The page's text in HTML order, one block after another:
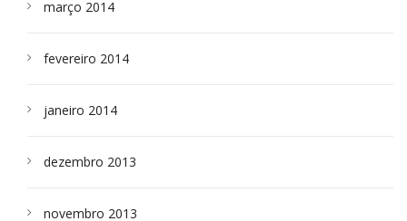
março 2014
fevereiro 2014
janeiro 2014
dezembro 2013
novembro 2013